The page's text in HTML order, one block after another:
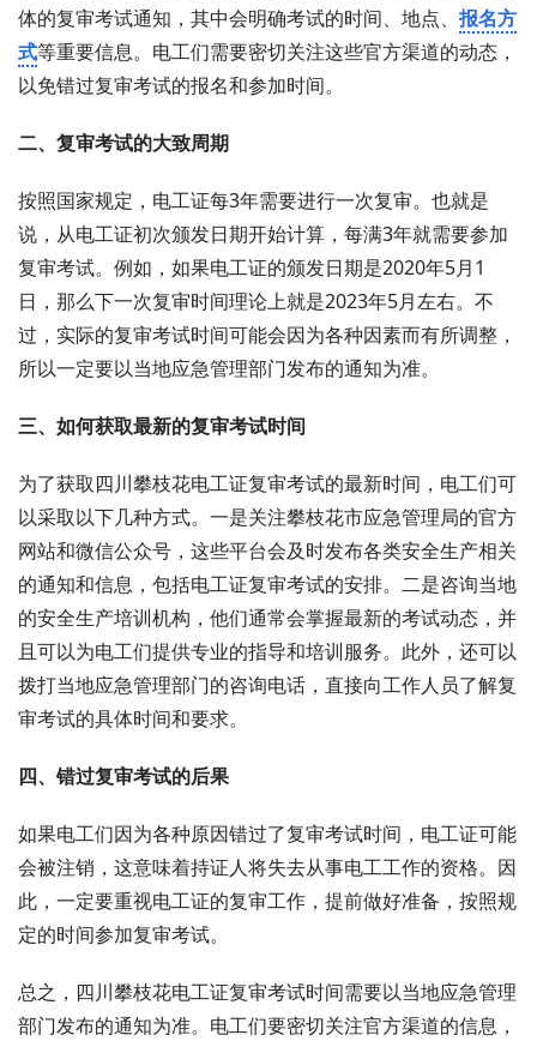
体的复审考试通知，其中会明确考试的时间、地点、 报名方
式等重要信息。电工们需要密切关注这些官方渠道的动态，
以免错过复审考试的报名和参加时间。
二、复审考试的大致周期
按照国家规定，电工证每3年需要进行一次复审。也就是
说，从电工证初次颁发日期开始计算，每满3年就需要参加
复审考试。例如，如果电工证的颁发日期是2020年5月1
日，那么下一次复审时间理论上就是2023年5月左右。不
过，实际的复审考试时间可能会因为各种因素而有所调整，
所以一定要以当地应急管理部门发布的通知为准。
三、如何获取最新的复审考试时间
为了获取四川攀枝花电工证复审考试的最新时间，电工们可
以采取以下几种方式。一是关注攀枝花市应急管理局的官方
网站和微信公众号，这些平台会及时发布各类安全生产相关
的通知和信息，包括电工证复审考试的安排。二是咨询当地
的安全生产培训机构，他们通常会掌握最新的考试动态，并
且可以为电工们提供专业的指导和培训服务。此外，还可以
拨打当地应急管理部门的咨询电话，直接向工作人员了解复
审考试的具体时间和要求。
四、错过复审考试的后果
如果电工们因为各种原因错过了复审考试时间，电工证可能
会被注销，这意味着持证人将失去从事电工工作的资格。因
此，一定要重视电工证的复审工作，提前做好准备，按照规
定的时间参加复审考试。
总之，四川攀枝花电工证复审考试时间需要以当地应急管理
部门发布的通知为准。电工们要密切关注官方渠道的信息，